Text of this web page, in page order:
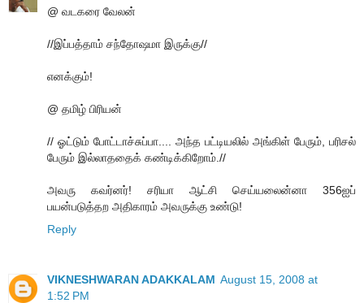
@ வடகரை வேலன்
//இப்பத்தாம் சந்தோஷமா இருக்கு//
எனக்கும்!
@ தமிழ் பிரியன்
// ஓட்டும் போட்டாச்சுப்பா.... அந்த பட்டியலில் அங்கிள் பேரும், பரிசல்
பேரும் இல்லாததைக் கண்டிக்கிறோம்.//
அவரு கவர்னர்! சரியா ஆட்சி செய்யலைன்னா 356ஐப்
பயன்படுத்தற அதிகாரம் அவருக்கு உண்டு!
Reply
VIKNESHWARAN ADAKKALAM August 15, 2008 at
1:52 PM